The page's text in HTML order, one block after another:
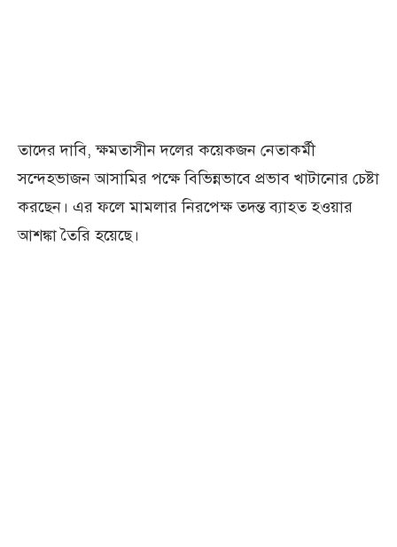
তাদের দাবি, ক্ষমতাসীন দলের কয়েকজন নেতাকর্মী
সন্দেহভাজন আসামির পক্ষে বিভিন্নভাবে প্রভাব খাটানোর চেষ্টা
করছেন। এর ফলে মামলার নিরপেক্ষ তদন্ত ব্যাহত হওয়ার
আশঙ্কা তৈরি হয়েছে।